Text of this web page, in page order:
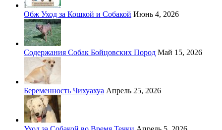
Обж Уход за Кошкой и Собакой Июнь 4, 2026
Содержания Собак Бойцовских Пород Май 15, 2026
Беременность Чихуахуа Апрель 25, 2026